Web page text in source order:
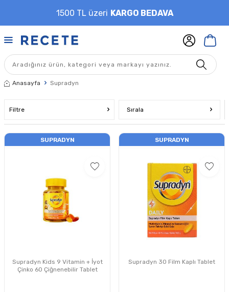
1500 TL üzeri KARGO BEDAVA
Anasayfa Supradyn
Filtre Sırala
SUPRADYN
Supradyn Kids 9 Vitamin + İyot
Çinko 60 Çiğnenebilir Tablet
SUPRADYN
Supradyn 30 Film Kaplı Tablet